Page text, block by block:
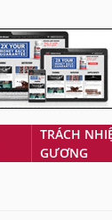
TRÁCH
GƯƠNG